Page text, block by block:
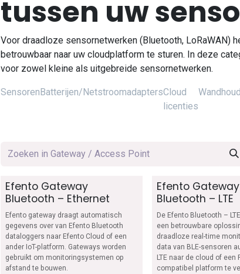
tussen uw
Voor draadloze sensornetwerken (Bluetooth, LoRaWAN)
betrouwbaar naar uw cloudplatform te sturen. In deze
voor zowel kleine als uitgebreide sensornetwerken.
SensorenBatterijen/NetstroomadaptersCloud
licenties
Efento Gateway
Bluetooth – Ethernet
Efento gateway draagt ​​automatisch
gegevens over van Efento Bluetooth
dataloggers naar Efento Cloud of een
ander IoT-platform. Gateways worden
gebruikt om monitoringsystemen op
afstand te bouwen.
Efento Gateway
Bluetooth – LTE
De Efento Bluetooth –
een betrouwbare
draadloze real-time
data van BLE-sensoren
LTE naar de cloud of een
compatibel platform te